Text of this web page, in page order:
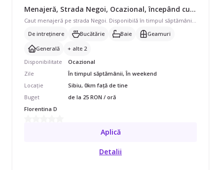
Menajeră, Strada Negoi, Ocazional, începând cu 25 lei/oră
De intreținere
Bucătărie Baie
Geamuri
Generală
+ alte 2
Disponibilitate
Ocazional
Zile
În timpul săptămânii, În weekend
Locație
Sibiu, 0km față de tine
Buget
de la 25 RON / oră
Florentina D
Aplică
Detalii